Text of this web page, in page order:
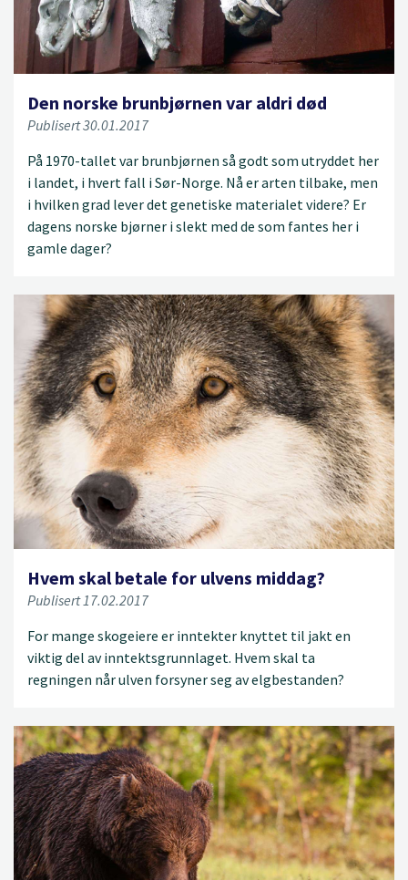
Den norske brunbjørnen var aldri død
Publisert 30.01.2017
På 1970-tallet var brunbjørnen så godt som utryddet her
i landet, i hvert fall i Sør-Norge. Nå er arten tilbake, men
i hvilken grad lever det genetiske materialet videre? Er
dagens norske bjørner i slekt med de som fantes her i
gamle dager?
Hvem skal betale for ulvens middag?
Publisert 17.02.2017
For mange skogeiere er inntekter knyttet til jakt en
viktig del av inntektsgrunnlaget. Hvem skal ta
regningen når ulven forsyner seg av elgbestanden?